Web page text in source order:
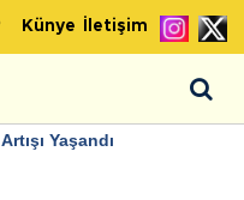
Künye İletişim
Yaşandı